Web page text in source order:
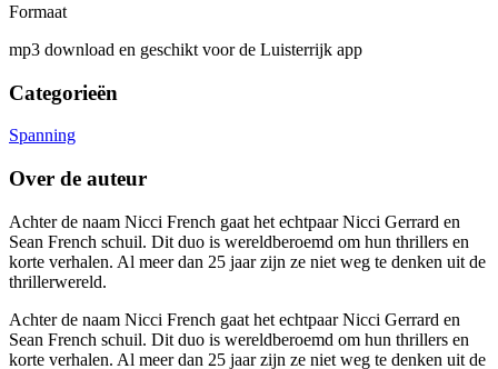
Formaat
mp3 download en geschikt voor de Luisterrijk app
Categorieën
Spanning
Over de auteur
Achter de naam Nicci French gaat het echtpaar Nicci Gerrard en
Sean French schuil. Dit duo is wereldberoemd om hun thrillers en
korte verhalen. Al meer dan 25 jaar zijn ze niet weg te denken uit de
thrillerwereld.
Achter de naam Nicci French gaat het echtpaar Nicci Gerrard en
Sean French schuil. Dit duo is wereldberoemd om hun thrillers en
korte verhalen. Al meer dan 25 jaar zijn ze niet weg te denken uit de